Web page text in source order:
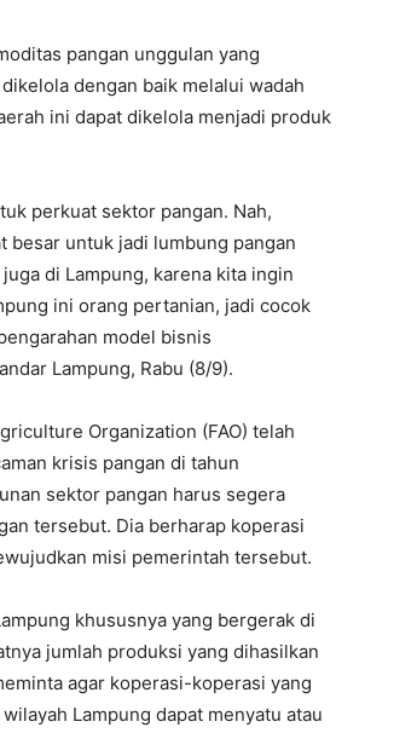
pangan unggulan yang
dengan baik melalui wadah
ini dapat dikelola menjadi produk
perkuat sektor pangan. Nah,
besar untuk jadi lumbung pangan
di Lampung, karena kita ingin
ini orang pertanian, jadi cocok
model bisnis
Lampung, Rabu (8/9).
Organization (FAO) telah
krisis pangan di tahun
sektor pangan harus segera
tersebut. Dia berharap koperasi
misi pemerintah tersebut.
khususnya yang bergerak di
jumlah produksi yang dihasilkan
agar koperasi-koperasi yang
Lampung dapat menyatu atau